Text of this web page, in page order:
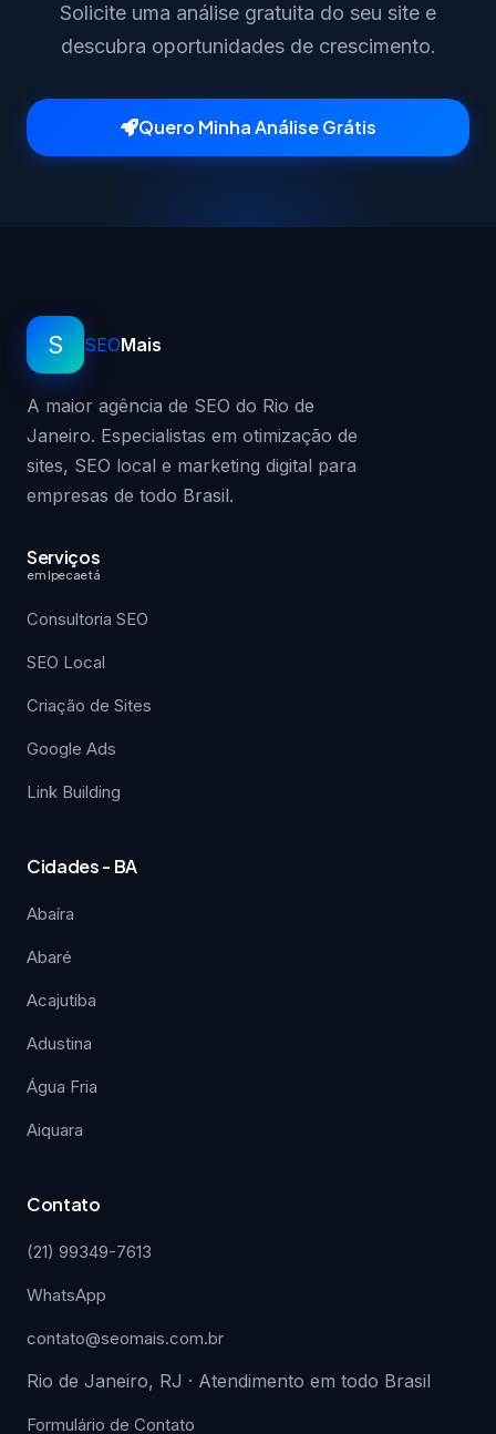
Solicite uma análise gratuita do seu site e
descubra oportunidades de crescimento.
Quero Minha Análise Grátis
S SEOMais
A maior agência de SEO do Rio de
Janeiro. Especialistas em otimização de
sites, SEO local e marketing digital para
empresas de todo Brasil.
Serviços
em Ipecaetá
Consultoria SEO
SEO Local
Criação de Sites
Google Ads
Link Building
Cidades - BA
Abaíra
Abaré
Acajutiba
Adustina
Água Fria
Aiquara
Contato
(21) 99349-7613
WhatsApp
contato@seomais.com.br
Rio de Janeiro, RJ · Atendimento em todo Brasil
Formulário de Contato